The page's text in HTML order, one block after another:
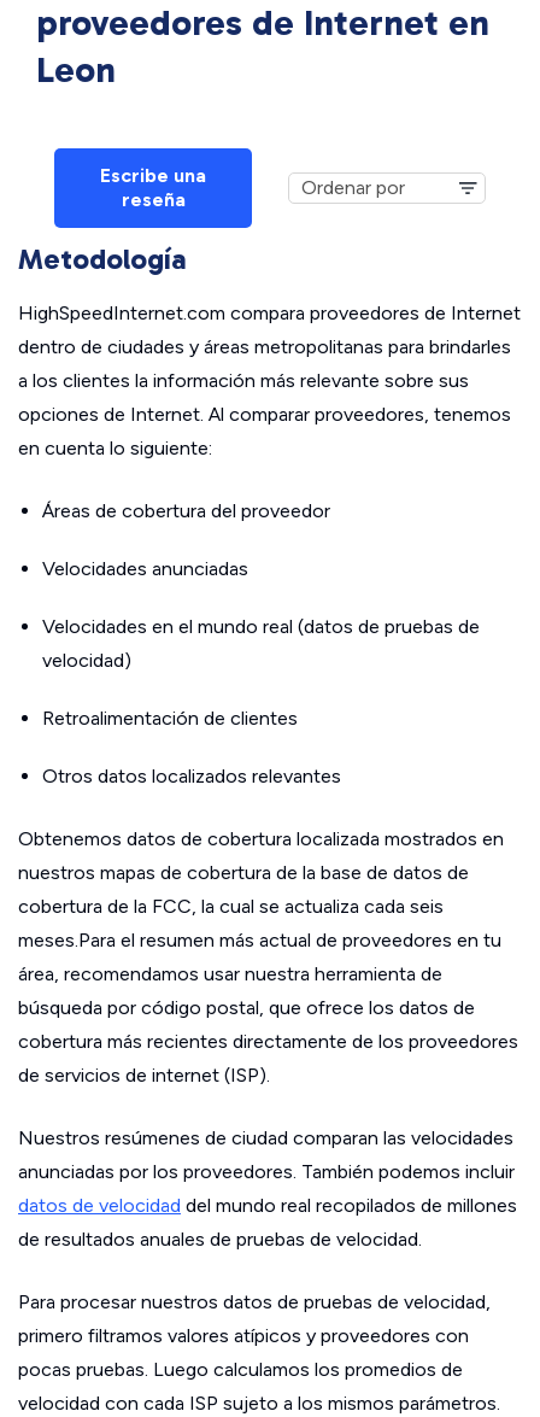
proveedores de Internet en
Leon
Escribe una
reseña
Metodología
HighSpeedInternet.com compara proveedores de Internet
dentro de ciudades y áreas metropolitanas para brindarles
a los clientes la información más relevante sobre sus
opciones de Internet. Al comparar proveedores, tenemos
en cuenta lo siguiente:
Áreas de cobertura del proveedor
Velocidades anunciadas
Velocidades en el mundo real (datos de pruebas de
velocidad)
Retroalimentación de clientes
Otros datos localizados relevantes
Obtenemos datos de cobertura localizada mostrados en
nuestros mapas de cobertura de la base de datos de
cobertura de la FCC, la cual se actualiza cada seis
meses.Para el resumen más actual de proveedores en tu
área, recomendamos usar nuestra herramienta de
búsqueda por código postal, que ofrece los datos de
cobertura más recientes directamente de los proveedores
de servicios de internet (ISP).
Nuestros resúmenes de ciudad comparan las velocidades
anunciadas por los proveedores. También podemos incluir
datos de velocidad del mundo real recopilados de millones
de resultados anuales de pruebas de velocidad.
Para procesar nuestros datos de pruebas de velocidad,
primero filtramos valores atípicos y proveedores con
pocas pruebas. Luego calculamos los promedios de
velocidad con cada ISP sujeto a los mismos parámetros.